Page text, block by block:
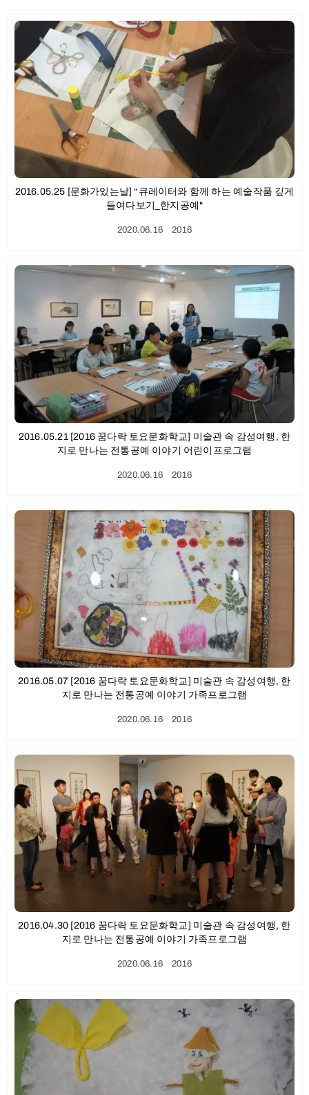
2016.05.25 [문화가있는날] “큐레이터와 함께 하는 예술작품 깊게
들여다보기_한지공예"
2020.06.16ㆍ2016
2016.05.21 [2016 꿈다락 토요문화학교] 미술관 속 감성여행, 한
지로 만나는 전통공예 이야기 어린이프로그램
2020.06.16ㆍ2016
2016.05.07 [2016 꿈다락 토요문화학교] 미술관 속 감성여행, 한
지로 만나는 전통공예 이야기 가족프로그램
2020.06.16ㆍ2016
2016.04.30 [2016 꿈다락 토요문화학교] 미술관 속 감성여행, 한
지로 만나는 전통공예 이야기 가족프로그램
2020.06.16ㆍ2016